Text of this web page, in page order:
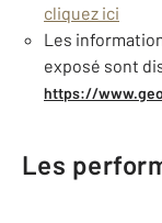
cliquez ici
Les
exposé sont
https://
Les